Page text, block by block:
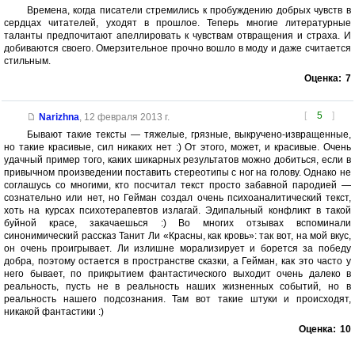
Времена, когда писатели стремились к пробуждению добрых чувств в
сердцах читателей, уходят в прошлое. Теперь многие литературные
таланты предпочитают апеллировать к чувствам отвращения и страха. И
добиваются своего. Омерзительное прочно вошло в моду и даже считается
стильным.
Оценка: 7
[ 5 ]
Narizhna, 12 февраля 2013 г.
Бывают такие тексты — тяжелые, грязные, выкручено-извращенные,
но такие красивые, сил никаких нет :) От этого, может, и красивые. Очень
удачный пример того, каких шикарных результатов можно добиться, если в
привычном произведении поставить стереотипы с ног на голову. Однако не
соглашусь со многими, кто посчитал текст просто забавной пародией —
сознательно или нет, но Гейман создал очень психоаналитический текст,
хоть на курсах психотерапевтов излагай. Эдипальный конфликт в такой
буйной красе, закачаешься :) Во многих отзывах вспоминали
синонимический рассказ Танит Ли «Красны, как кровь»: так вот, на мой вкус,
он очень проигрывает. Ли излишне морализирует и борется за победу
добра, поэтому остается в пространстве сказки, а Гейман, как это часто у
него бывает, по прикрытием фантастического выходит очень далеко в
реальность, пусть не в реальность наших жизненных событий, но в
реальность нашего подсознания. Там вот такие штуки и происходят,
никакой фантастики :)
Оценка: 10